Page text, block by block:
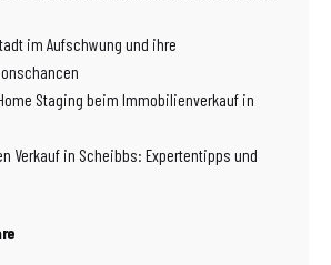
im Aufschwung und ihre
Staging beim Immobilienverkauf in
Verkauf in Scheibbs: Expertentipps und